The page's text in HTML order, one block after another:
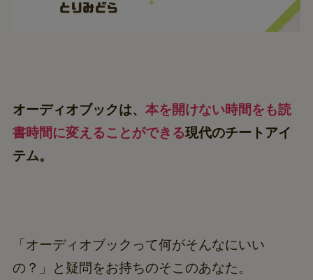
オーディオブックは、 本を開けない時間をも読
書時間に変えることができる現代のチートアイ
テム。
「オーディオブックって何がそんなにいい
の？」と疑問をお持ちのそこのあなた。